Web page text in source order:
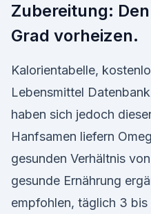
Zubereitung:
Grad vorheizen.
Kalorientabelle,
Lebensmittel
haben sich jedoch
Hanfsamen liefern
gesunden Verhältnis
gesunde Ernährung
empfohlen, täglich 3